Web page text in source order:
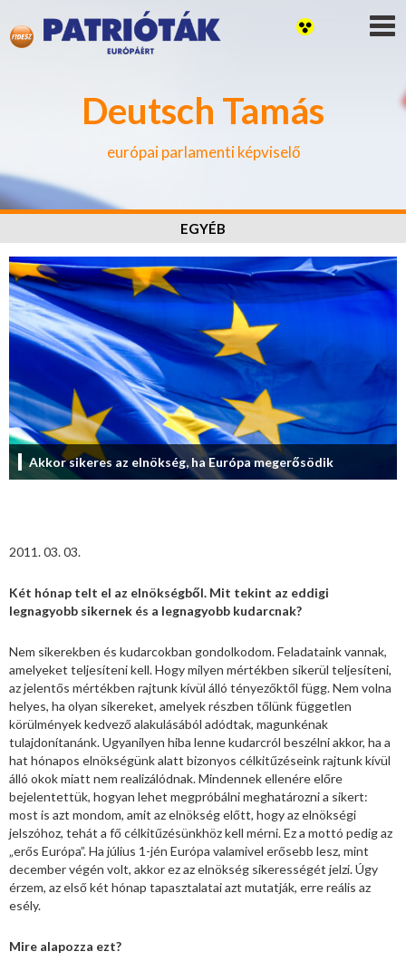
Deutsch Tamás
európai parlamenti képviselő
EGYÉB
Akkor sikeres az elnökség, ha Európa megerősödik
2011. 03. 03.
Két hónap telt el az elnökségből. Mit tekint az eddigi
legnagyobb sikernek és a legnagyobb kudarcnak?
Nem sikerekben és kudarcokban gondolkodom. Feladataink vannak,
amelyeket teljesíteni kell. Hogy milyen mértékben sikerül teljesíteni,
az jelentős mértékben rajtunk kívül álló tényezőktől függ. Nem volna
helyes, ha olyan sikereket, amelyek részben tőlünk független
körülmények kedvező alakulásából adódtak, magunkénak
tulajdonítanánk. Ugyanilyen hiba lenne kudarcról beszélni akkor, ha a
hat hónapos elnökségünk alatt bizonyos célkitűzéseink rajtunk kívül
álló okok miatt nem realizálódnak. Mindennek ellenére előre
bejelentettük, hogyan lehet megpróbálni meghatározni a sikert:
most is azt mondom, amit az elnökség előtt, hogy az elnökségi
jelszóhoz, tehát a fő célkitűzésünkhöz kell mérni. Ez a mottó pedig az
„erős Európa”. Ha július 1-jén Európa valamivel erősebb lesz, mint
december végén volt, akkor ez az elnökség sikerességét jelzi. Úgy
érzem, az első két hónap tapasztalatai azt mutatják, erre reális az
esély.
Mire alapozza ezt?